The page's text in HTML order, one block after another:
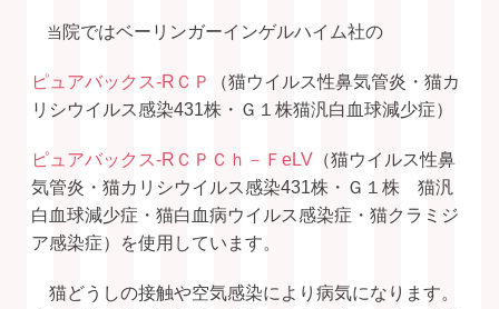
当 院ではベーリンガーインゲルハイム社の
ピュアバックス-RＣＰ
（猫ウイルス性鼻気管炎・猫カ
リシウイルス感染431株・Ｇ１株猫汎白血球減少症）
ピュアバックス-RＣＰＣｈ－ＦeLV（猫ウイルス性鼻
気管炎・猫カリシウイルス感染431株・Ｇ１株 猫汎
白血球減少症・猫白血病ウイルス感染症・猫クラミジ
ア感染症）を使用しています。
猫どうしの接触や空気感染により病気になります。